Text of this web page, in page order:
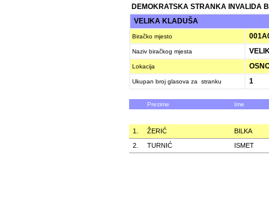
DEMOKRATSKA STRANKA INVALIDA
VELIKA KLADUŠA
Biračko mjesto
Naziv biračkog mjesta
Lokacija
Ukupan broj glasova za stranku 1
Prezime Ime
1. ŽERIĆ
BILKA
2.
TURNIĆ ISMET